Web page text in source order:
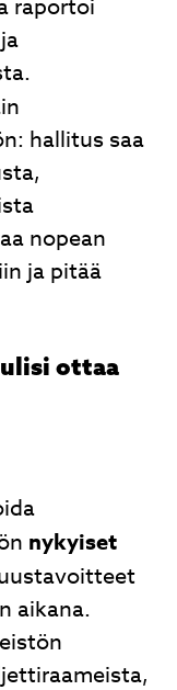
raportoi
hallitus saa
nopean
ja pitää
ottaa
nykyiset
aikana.